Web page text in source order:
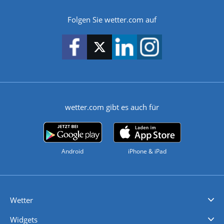
Folgen Sie wetter.com auf
wetter.com gibt es auch für
Android iPhone & iPad
Wetter
Widgets